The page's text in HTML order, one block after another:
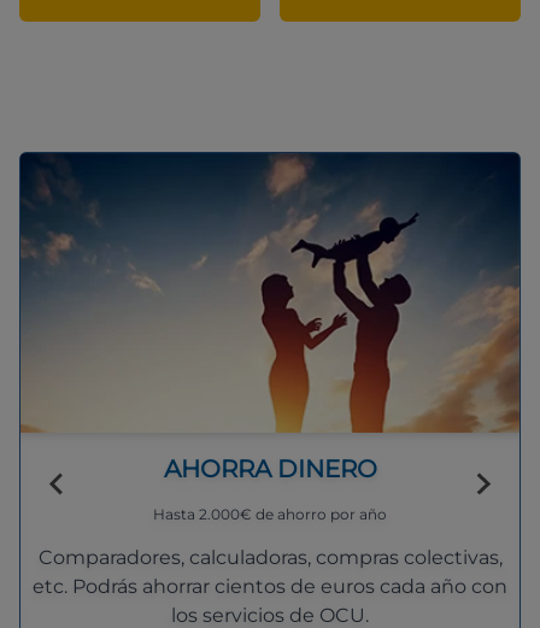
AHORRA DINERO
Hasta 2.000€ de ahorro por año
Comparadores, calculadoras, compras colectivas,
etc. Podrás ahorrar cientos de euros cada año con
los servicios de OCU.